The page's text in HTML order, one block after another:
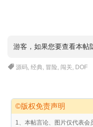
游客，如果您要查看本帖
源码 ,经典 冒险 闯关 DOF
©版权免责声明
1、本帖言论、图片仅代表会